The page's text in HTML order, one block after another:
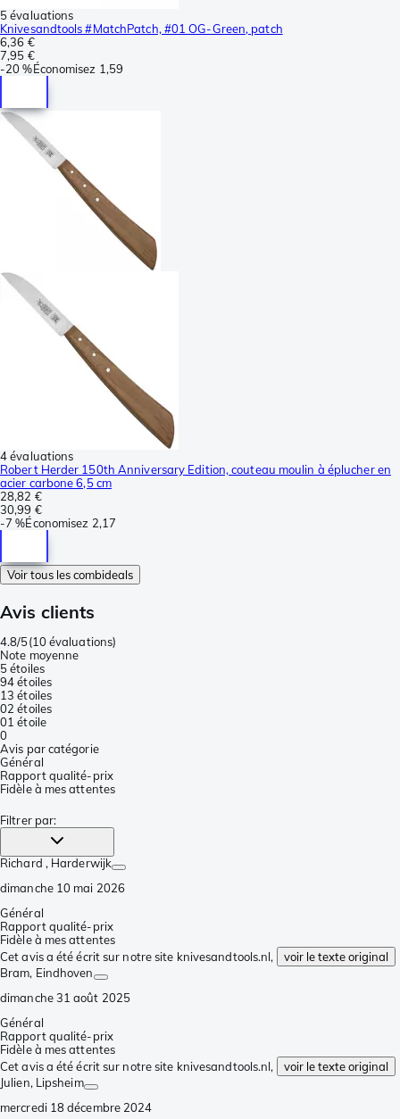
5 évaluations
Knivesandtools #MatchPatch, #01 OG-Green, patch
6,36 €
7,95 €
-20 %Économisez 1,59
4 évaluations
Robert Herder 150th Anniversary Edition, couteau moulin à éplucher en
acier carbone 6,5 cm
28,82 €
30,99 €
-7 %Économisez 2,17
Voir tous les combideals
Avis clients
4.8/5(10 évaluations)
Note moyenne
5 étoiles
94 étoiles
13 étoiles
02 étoiles
01 étoile
0
Avis par catégorie
Général
Rapport qualité-prix
Fidèle à mes attentes
Filtrer par:
Richard , Harderwijk
dimanche 10 mai 2026
Général
Rapport qualité-prix
Fidèle à mes attentes
Cet avis a été écrit sur notre site knivesandtools.nl,
voir le texte original
Bram, Eindhoven
dimanche 31 août 2025
Général
Rapport qualité-prix
Fidèle à mes attentes
Cet avis a été écrit sur notre site knivesandtools.nl,
voir le texte original
Julien, Lipsheim
mercredi 18 décembre 2024